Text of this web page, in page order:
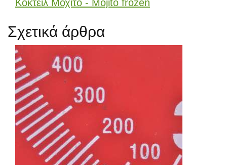
Κοκτέιλ Μοχίτο - Mojito frozen
Σχετικά άρθρα